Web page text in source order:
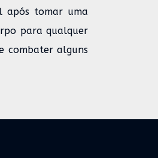
após tomar uma
para qualquer
combater alguns